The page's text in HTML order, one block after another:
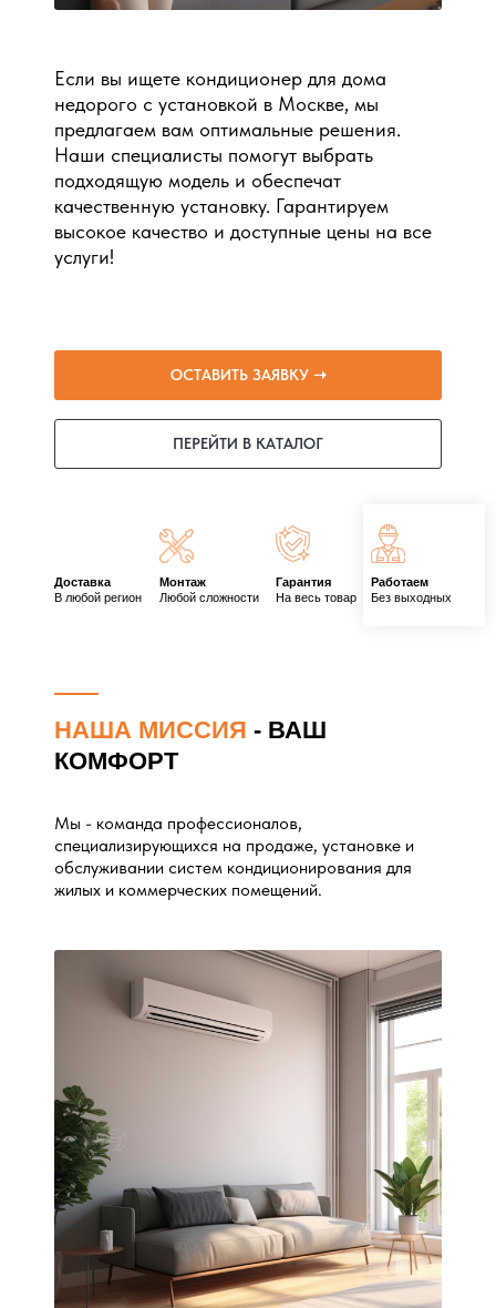
Если вы ищете кондиционер для дома
недорого с установкой в Москве, мы
предлагаем вам оптимальные решения.
Наши специалисты помогут выбрать
подходящую модель и обеспечат
качественную установку. Гарантируем
высокое качество и доступные цены на все
услуги!
ОСТАВИТЬ ЗАЯВКУ ➝
ПЕРЕЙТИ В КАТАЛОГ
Доставка
В любой регион
Монтаж
Любой сложности
Гарантия
На весь товар
Работаем
Без выходных
НАША МИССИЯ - ВАШ
КОМФОРТ
Мы - команда профессионалов,
специализирующихся на продаже, установке и
обслуживании систем кондиционирования для
жилых и коммерческих помещений.